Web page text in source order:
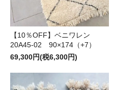
【10％OFF】ベニワレン
20A45-02 90×174（+7）
69,300円(税6,300円)